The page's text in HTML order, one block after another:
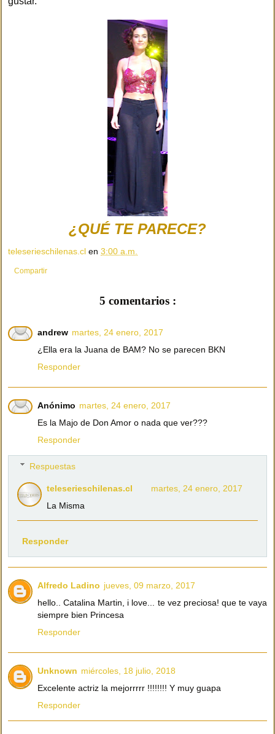
¿QUÉ TE PARECE?
teleserieschilenas.cl en 3:00 a.m.
Compartir
5 comentarios :
andrew martes, 24 enero, 2017
¿Ella era la Juana de BAM? No se parecen BKN
Responder
Anónimo martes, 24 enero, 2017
Es la Majo de Don Amor o nada que ver???
Responder
Respuestas
teleserieschilenas.cl
martes, 24 enero, 2017
La Misma
Responder
Alfredo Ladino jueves, 09 marzo, 2017
hello.. Catalina Martin, i love... te vez preciosa! que te vaya
siempre bien Princesa
Responder
Unknown miércoles, 18 julio, 2018
Excelente actriz la mejorrrrr !!!!!!!! Y muy guapa
Responder